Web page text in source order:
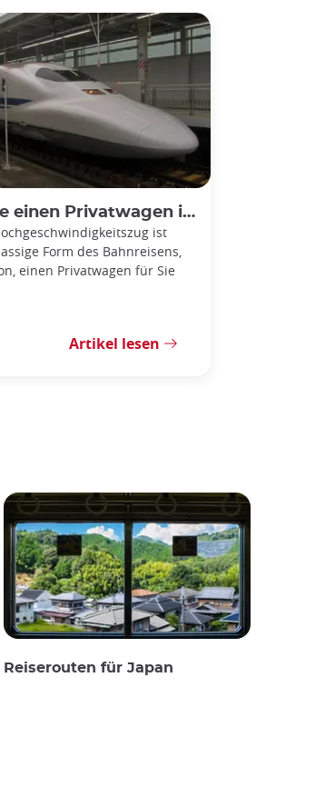
im Shinkansen-Bullet Train!
ist
Form des Bahnreisens,
einen Privatwagen für Sie
Artikel lesen
Reiserouten für Japan